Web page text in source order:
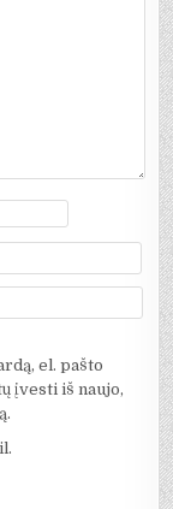
el. pašto
įvesti iš naujo,